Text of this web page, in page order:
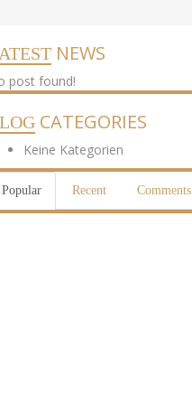
NEWS
post found!
CATEGORIES
Keine Kategorien
Popular Recent Comments